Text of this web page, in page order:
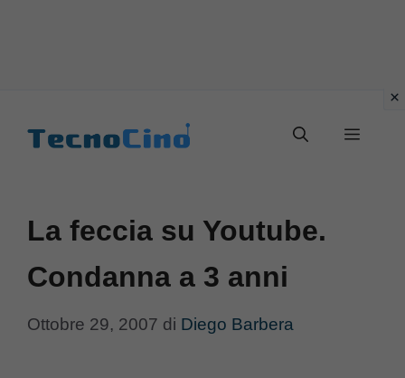
Menu
La feccia su Youtube.
Condanna a 3 anni
Ottobre 29, 2007 di Diego Barbera